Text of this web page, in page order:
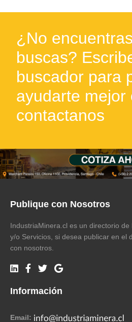
¿No
buscas?
buscador para
ayudarte mejor
contactanos
Publique con Nosotros
IndustriaMinera.cl es un directorio
y/o Servicios, si desea publicar en el
con nosotros.
Información
Email: